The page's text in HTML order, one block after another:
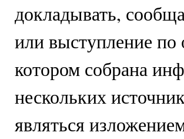
докладывать,
или выступление по
котором собрана
нескольких
являться